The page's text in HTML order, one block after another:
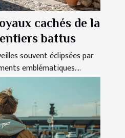
cachés de la
battus
souvent éclipsées par
emblématiques....